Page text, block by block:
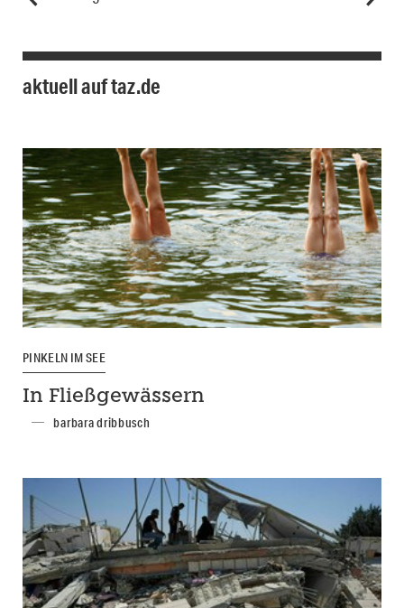
aktuell auf taz.de
PINKELN IM SEE
In Fließgewässern
barbara dribbusch